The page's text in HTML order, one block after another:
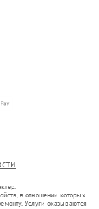
в отношении которых
Услуги оказываются